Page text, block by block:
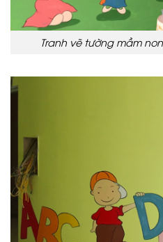
Tranh vẽ tường mầm